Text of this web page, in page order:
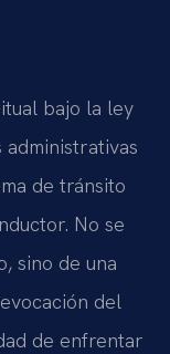
bajo la ley
administrativas
de tránsito
No se
sino de una
del
de enfrentar